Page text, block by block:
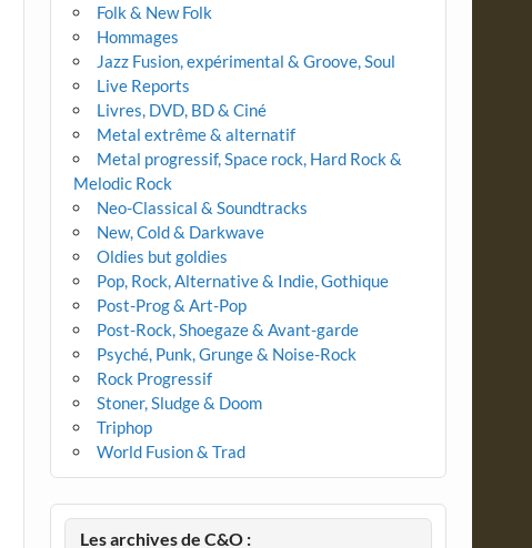
Folk & New Folk
Hommages
Jazz Fusion, expérimental & Groove, Soul
Live Reports
Livres, DVD, BD & Ciné
Metal extrême & alternatif
Metal progressif, Space rock, Hard Rock &
Melodic Rock
Neo-Classical & Soundtracks
New, Cold & Darkwave
Oldies but goldies
Pop, Rock, Alternative & Indie, Gothique
Post-Prog & Art-Pop
Post-Rock, Shoegaze & Avant-garde
Psyché, Punk, Grunge & Noise-Rock
Rock Progressif
Stoner, Sludge & Doom
Triphop
World Fusion & Trad
Les archives de C&O :